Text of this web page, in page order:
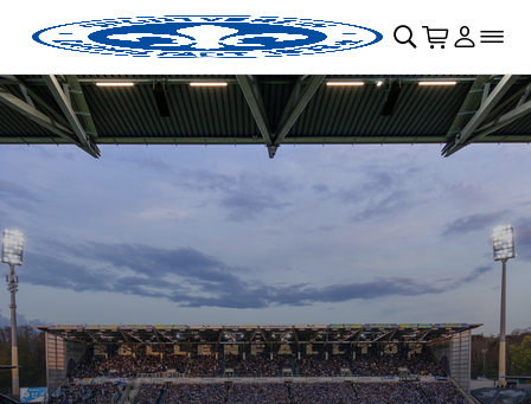
Navigation überspringen􀄫
􀊫 􀍩 Login
􀉩􀌇